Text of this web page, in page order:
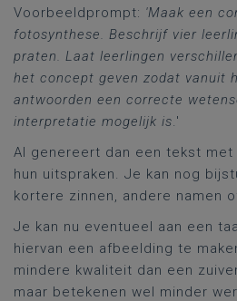
Voorbeeldprompt: 'Maak een
fotosynthese. Beschrijf vier
praten. Laat leerlingen
het concept geven zodat vanuit
antwoorden een correcte
interpretatie mogelijk is.'
AI genereert dan een tekst
hun uitspraken. Je kan nog
kortere zinnen, andere namen
Je kan nu eventueel aan een
hiervan een afbeelding te
mindere kwaliteit dan een
maar betekenen wel minder